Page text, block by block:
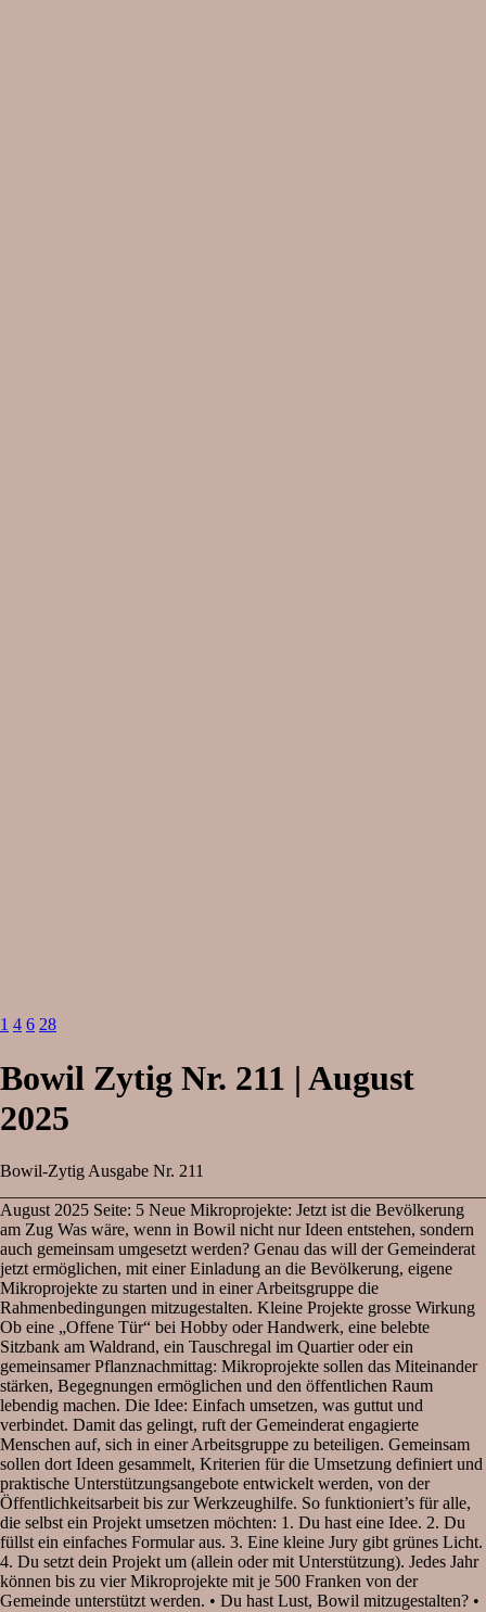
1 4 6 28
Bowil Zytig Nr. 211 | August
2025
Bowil-Zytig Ausgabe Nr. 211
August 2025 Seite: 5 Neue Mikroprojekte: Jetzt ist die Bevölkerung
am Zug Was wäre, wenn in Bowil nicht nur Ideen entstehen, sondern
auch gemeinsam umgesetzt werden? Genau das will der Gemeinderat
jetzt ermöglichen, mit einer Einladung an die Bevölkerung, eigene
Mikroprojekte zu starten und in einer Arbeitsgruppe die
Rahmenbedingungen mitzugestalten. Kleine Projekte grosse Wirkung
Ob eine „Offene Tür“ bei Hobby oder Handwerk, eine belebte
Sitzbank am Waldrand, ein Tauschregal im Quartier oder ein
gemeinsamer Pflanznachmittag: Mikroprojekte sollen das Miteinander
stärken, Begegnungen ermöglichen und den öffentlichen Raum
lebendig machen. Die Idee: Einfach umsetzen, was guttut und
verbindet. Damit das gelingt, ruft der Gemeinderat engagierte
Menschen auf, sich in einer Arbeitsgruppe zu beteiligen. Gemeinsam
sollen dort Ideen gesammelt, Kriterien für die Umsetzung definiert und
praktische Unterstützungsangebote entwickelt werden, von der
Öffentlichkeitsarbeit bis zur Werkzeughilfe. So funktioniert’s für alle,
die selbst ein Projekt umsetzen möchten: 1. Du hast eine Idee. 2. Du
füllst ein einfaches Formular aus. 3. Eine kleine Jury gibt grünes Licht.
4. Du setzt dein Projekt um (allein oder mit Unterstützung). Jedes Jahr
können bis zu vier Mikroprojekte mit je 500 Franken von der
Gemeinde unterstützt werden. • Du hast Lust, Bowil mitzugestalten? •